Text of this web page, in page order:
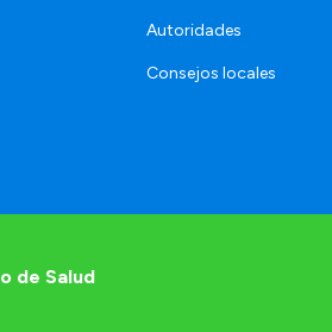
Autoridades
Consejos locales
de Salud